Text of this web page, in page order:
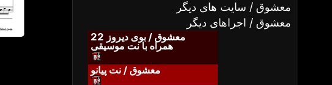
معشوق / سایت های دیگر
معشوق / اجراهای دیگر
معشوق / بوی دیروز 22
همراه با نت موسیقی
معشوق / نت پیانو